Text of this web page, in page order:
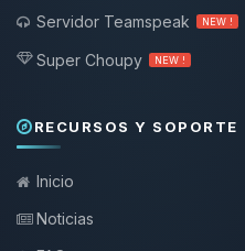
Servidor Teamspeak
NEW !
Super Choupy NEW !
RECURSOS Y SOPORTE
Inicio
Noticias